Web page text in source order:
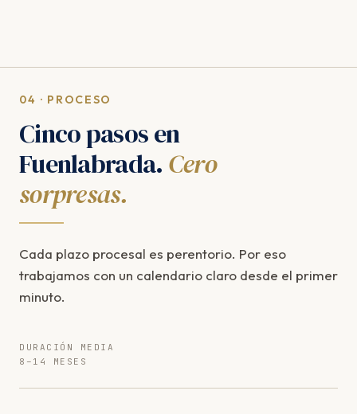
04 · PROCESO
Cinco pasos en
Fuenlabrada. Cero
sorpresas.
Cada plazo procesal es perentorio. Por eso
trabajamos con un calendario claro desde el primer
minuto.
DURACIÓN MEDIA
8–14 MESES